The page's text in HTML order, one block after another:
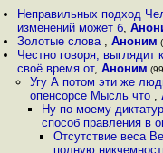
Неправильных подход
изменений может б,
Золотые слова ,Аноним
Честно говоря, выглядит
своё время от,Аноним
Угу А потом эти же
опенсорсе Мысль что ,
Ну по-моему
способ правления в
Отсутствие веса
полную